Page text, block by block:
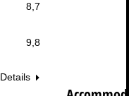
8,7
9,8
Details